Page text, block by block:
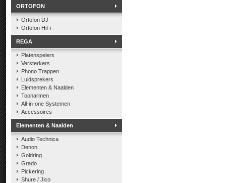
ORTOFON
Ortofon DJ
Ortofon HiFi
REGA
Platenspelers
Versterkers
Phono Trappen
Luidsprekers
Elementen & Naalden
Toonarmen
All-in-one Systemen
Accessoires
Elementen & Naalden
Audio Technica
Denon
Goldring
Grado
Pickering
Shure / Jico